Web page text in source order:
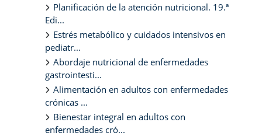
Planificación de la atención nutricional. 19.ª
Edi...
Estrés metabólico y cuidados intensivos en
pediatr...
Abordaje nutricional de enfermedades
gastrointesti...
Alimentación en adultos con enfermedades
crónicas ...
Bienestar integral en adultos con
enfermedades cró...